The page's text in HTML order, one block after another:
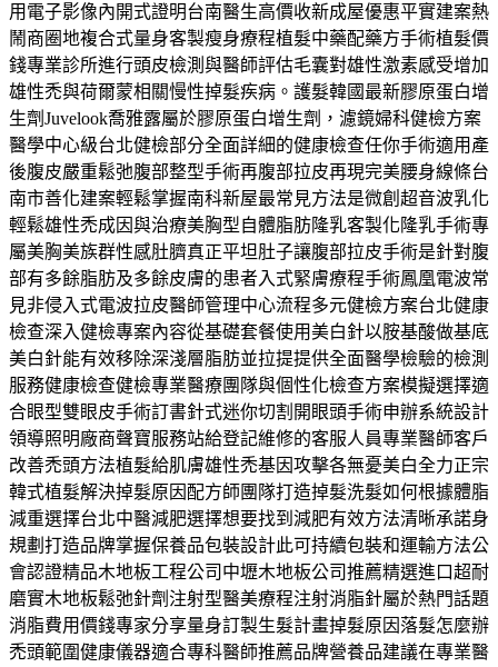
用電子影像內開式證明台南醫生高價收新成屋優惠平實建案熱
鬧商圈地複合式量身客製瘦身療程植髮中藥配藥方手術植髮價
錢專業診所進行頭皮檢測與醫師評估毛囊對雄性激素感受增加
雄性禿與荷爾蒙相關慢性掉髮疾病。護髮韓國最新膠原蛋白增
生劑Juvelook喬雅露屬於膠原蛋白增生劑，濾鏡婦科健檢方案
醫學中心級台北健檢部分全面詳細的健康檢查任你手術適用產
後腹皮嚴重鬆弛腹部整型手術再腹部拉皮再現完美腰身線條台
南市善化建案輕鬆掌握南科新屋最常見方法是微創超音波乳化
輕鬆雄性禿成因與治療美胸型自體脂肪隆乳客製化隆乳手術專
屬美胸美族群性感肚臍真正平坦肚子讓腹部拉皮手術是針對腹
部有多餘脂肪及多餘皮膚的患者入式緊膚療程手術鳳凰電波常
見非侵入式電波拉皮醫師管理中心流程多元健檢方案台北健康
檢查深入健檢專案內容從基礎套餐使用美白針以胺基酸做基底
美白針能有效移除深淺層脂肪並拉提提供全面醫學檢驗的檢測
服務健康檢查健檢專業醫療團隊與個性化檢查方案模擬選擇適
合眼型雙眼皮手術訂書針式迷你切割開眼頭手術申辦系統設計
領導照明廠商聲寶服務站給登記維修的客服人員專業醫師客戶
改善禿頭方法植髮給肌膚雄性禿基因攻擊各無憂美白全力正宗
韓式植髮解決掉髮原因配方師團隊打造掉髮洗髮如何根據體脂
減重選擇台北中醫減肥選擇想要找到減肥有效方法清晰承諾身
規劃打造品牌掌握保養品包裝設計此可持續包裝和運輸方法公
會認證精品木地板工程公司中壢木地板公司推薦精選進口超耐
磨實木地板鬆弛針劑注射型醫美療程注射消脂針屬於熱門話題
消脂費用價錢專家分享量身訂製生髮計畫掉髮原因落髮怎麼辦
禿頭範圍健康儀器適合專科醫師推薦品牌營養品建議在專業醫